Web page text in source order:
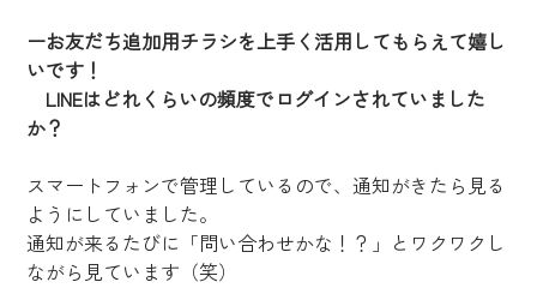
ーお友だち追加用チラシを上手く活用してもらえて嬉し
いです！
LINEはどれくらいの頻度でログインされていました
か？
スマートフォンで管理しているので、通知がきたら見る
ようにしていました。
通知が来るたびに「問い合わせかな！？」とワクワクし
ながら見ています（笑）